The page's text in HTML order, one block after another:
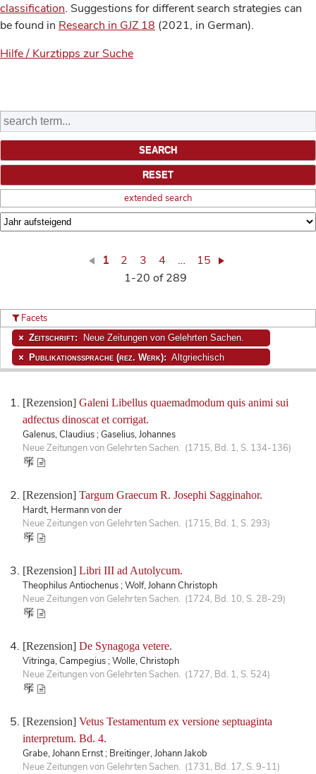
classification. Suggestions for different search strategies can
be found in Research in GJZ 18 (2021, in German).
Hilfe / Kurztipps zur Suche
extended search
1 2 3 4 …
15
1-20 of 289
[Rezension] Galeni Libellus quaemadmodum quis animi sui
adfectus dinoscat et corrigat.
Galenus, Claudius ; Gaselius, Johannes
Neue Zeitungen von Gelehrten Sachen. (1715, Bd. 1, S. 134-136)
[Rezension] Targum Graecum R. Josephi Sagginahor.
Hardt, Hermann von der
Neue Zeitungen von Gelehrten Sachen. (1715, Bd. 1, S. 293)
[Rezension] Libri III ad Autolycum.
Theophilus Antiochenus ; Wolf, Johann Christoph
Neue Zeitungen von Gelehrten Sachen. (1724, Bd. 10, S. 28-29)
[Rezension] De Synagoga vetere.
Vitringa, Campegius ; Wolle, Christoph
Neue Zeitungen von Gelehrten Sachen. (1727, Bd. 1, S. 524)
[Rezension] Vetus Testamentum ex versione septuaginta
interpretum. Bd. 4.
Grabe, Johann Ernst ; Breitinger, Johann Jakob
Neue Zeitungen von Gelehrten Sachen. (1731, Bd. 17, S. 9-11)
Facets
Zeitschrift: Neue Zeitungen von Gelehrten Sachen.
Publikationssprache (rez. Werk): Altgriechisch